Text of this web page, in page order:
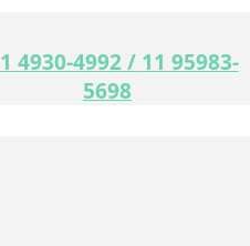
4930-4992 / 11 95983-
5698